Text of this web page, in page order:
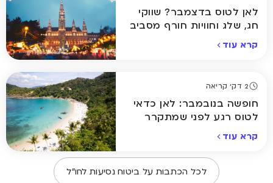
לאן לטוס בדצמבר? שווקי
חג, שלג וחוויות חורף מסביב
קרא עוד
2 דק' קריאה
חופשה בנובמבר: לאן כדאי
לטוס רגע לפני שמתקרר
קרא עוד
לכל הכתבות על ביטוח נסיעות לחו״ל